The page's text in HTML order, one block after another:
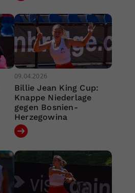
09.04.2026
Billie Jean King Cup:
Knappe Niederlage
gegen Bosnien-
Herzegowina